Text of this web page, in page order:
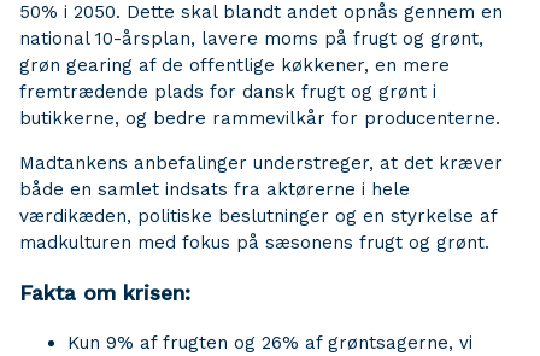
50% i 2050. Dette skal blandt andet opnås gennem en
national 10-årsplan, lavere moms på frugt og grønt,
grøn gearing af de offentlige køkkener, en mere
fremtrædende plads for dansk frugt og grønt i
butikkerne, og bedre rammevilkår for producenterne.
Madtankens anbefalinger understreger, at det kræver
både en samlet indsats fra aktørerne i hele
værdikæden, politiske beslutninger og en styrkelse af
madkulturen med fokus på sæsonens frugt og grønt.
Fakta om krisen:
Kun 9% af frugten og 26% af grøntsagerne, vi